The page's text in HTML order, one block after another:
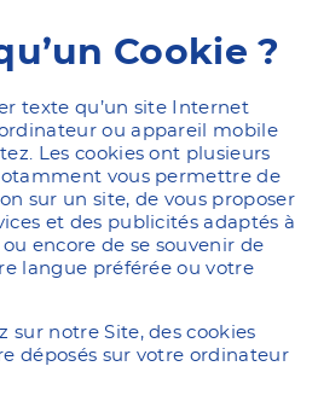
Cookie ?
texte qu’un site Internet
ou appareil mobile
Les cookies ont plusieurs
vous permettre de
sur un site, de vous proposer
et des publicités adaptés à
encore de se souvenir de
langue préférée ou votre
sur notre Site, des cookies
déposés sur votre ordinateur